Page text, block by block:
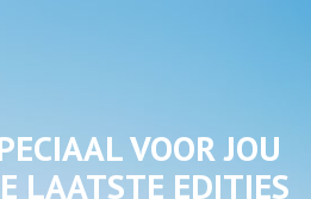
VOOR JOU
LAATSTE EDITIES